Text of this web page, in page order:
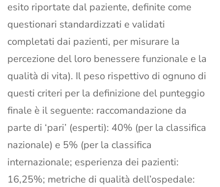
esito riportate dal paziente, definite come
questionari standardizzati e validati
completati dai pazienti, per misurare la
percezione del loro benessere funzionale e la
qualità di vita). Il peso rispettivo di ognuno di
questi criteri per la definizione del punteggio
finale è il seguente: raccomandazione da
parte di ‘pari’ (esperti): 40% (per la classifica
nazionale) e 5% (per la classifica
internazionale; esperienza dei pazienti:
16,25%; metriche di qualità dell’ospedale: